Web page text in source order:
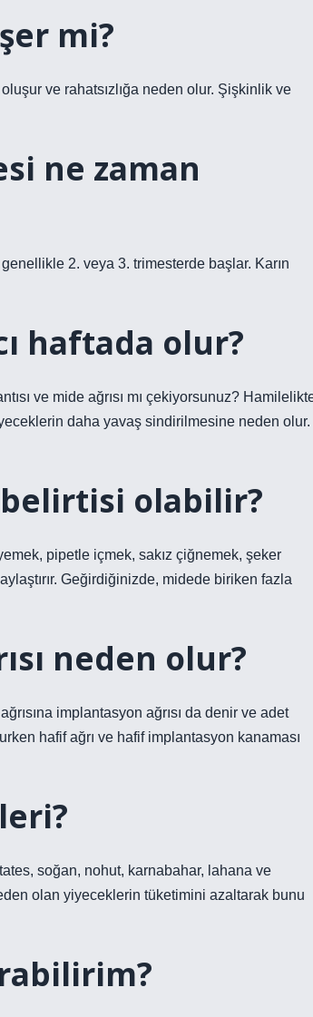
mi?
ve rahatsızlığa neden olur. Şişkinlik ve
ne zaman
2. veya 3. trimesterde başlar. Karın
haftada olur?
ve mide ağrısı mı çekiyorsunuz?
daha yavaş sindirilmesine neden olur.
olabilir?
pipetle içmek, sakız çiğnemek, şeker
Geğirdiğinizde, midede biriken fazla
neden olur?
implantasyon ağrısı da denir ve adet
hafif ağrı ve hafif implantasyon kanaması
soğan, nohut, karnabahar, lahana ve
olan yiyeceklerin tüketimini azaltarak bunu